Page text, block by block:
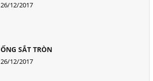
26/12/2017
ỐNG SẮT TRÒN
26/12/2017